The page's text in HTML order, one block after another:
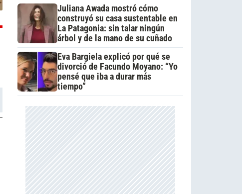
Juliana Awada mostró cómo
construyó su casa sustentable en
La Patagonia: sin talar ningún
árbol y de la mano de su cuñado
Eva Bargiela explicó por qué se
divorció de Facundo Moyano: “Yo
pensé que iba a durar más
tiempo”